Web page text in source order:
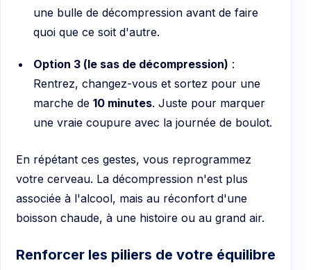
une bulle de décompression avant de faire
quoi que ce soit d'autre.
Option 3 (le sas de décompression) :
Rentrez, changez-vous et sortez pour une
marche de 10 minutes. Juste pour marquer
une vraie coupure avec la journée de boulot.
En répétant ces gestes, vous reprogrammez
votre cerveau. La décompression n'est plus
associée à l'alcool, mais au réconfort d'une
boisson chaude, à une histoire ou au grand air.
Renforcer les piliers de votre équilibre